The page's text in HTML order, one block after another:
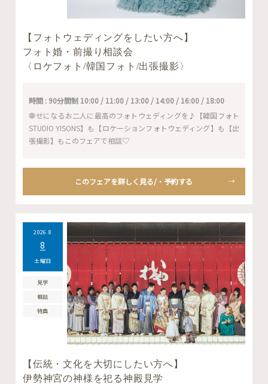
【フォトウェディングをしたい方へ】
フォト婚・前撮り相談会
〈ロケフォト/韓国フォト/出張撮影〉
時間 : 90分間制 10:00 / 11:00 / 13:00 / 14:00 / 16:00 / 18:00
幸せになるお二人に最高のフォトウェディングを♪【韓国フォト
STUDIO YISONS】も【ロケーションフォトウェディング】も【出
張撮影】もこのフェアで相談♡
このフェアを詳しく見る/・予約する
2026.8
8
土曜日
見学
相談
特典
【伝統・文化を大切にしたい方へ】
伊勢神宮の神様を祀る神殿見学